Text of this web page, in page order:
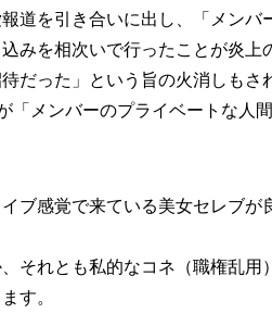
道を引き合いに出し、「メン
みを相次いで行ったことが炎上
だった」という旨の火消しも
「メンバーのプライベートな人
ブ感覚で来ている美女セレブ
それとも私的なコネ（職権乱
す。